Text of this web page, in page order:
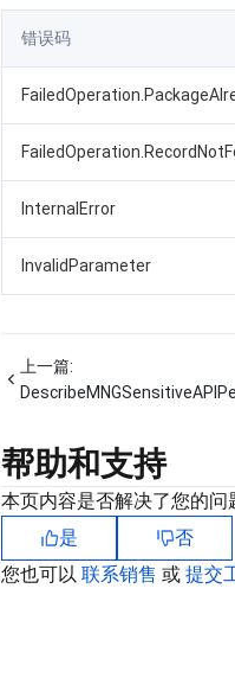
错误码
InternalError
InvalidParameter
上一篇:
帮助和支持
本页内容是否解决了您的问
是
否
您也可以 联系销售 或 提交